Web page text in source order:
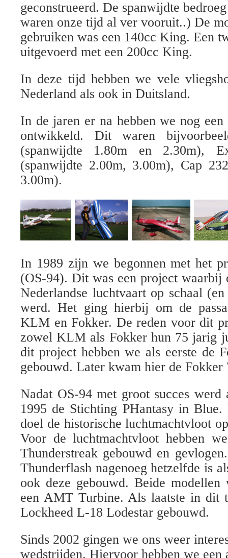
geconstrueerd. De spanwijdte
waren onze tijd al ver vooruit..) De
gebruiken was een 140cc King. Een
uitgevoerd met een 200cc King.
In deze tijd hebben we vele
Nederland als ook in Duitsland.
In de jaren er na hebben we nog
ontwikkeld. Dit waren
(spanwijdte 1.80m en 2.30m),
(spanwijdte 2.00m, 3.00m), Cap
3.00m).
In 1989 zijn we begonnen met het
(OS-94). Dit was een project waarbij
Nederlandse luchtvaart op schaal
werd. Het ging hierbij om de
KLM en Fokker. De reden voor dit
zowel KLM als Fokker hun 75 jarig
dit project hebben we als eerste de
gebouwd. Later kwam hier de
Nadat OS-94 met groot succes werd
1995 de Stichting PHantasy in
doel de historische luchtmachtvloot
Voor de luchtmachtvloot hebben
Thunderstreak gebouwd en
Thunderflash nagenoeg hetzelfde is
ook deze gebouwd. Beide modellen
een AMT Turbine. Als laatste in dit
Lockheed L-18 Lodestar gebouwd.
Sinds 2002 gingen we ons weer
wedstrijden. Hiervoor hebben we een